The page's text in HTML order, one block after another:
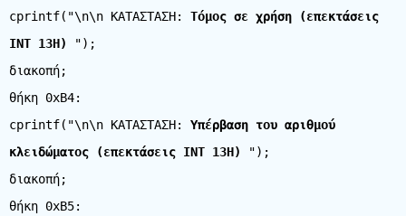
cprintf("\n\n ΚΑΤΑΣΤΑΣΗ: Τόμος σε χρήση (επεκτάσεις
INT 13H)
");
διακοπή;
θήκη 0xB4:
cprintf("\n\n ΚΑΤΑΣΤΑΣΗ: Υπέρβαση του αριθμού
κλειδώματος (επεκτάσεις INT 13H)
");
διακοπή;
θήκη 0xB5: